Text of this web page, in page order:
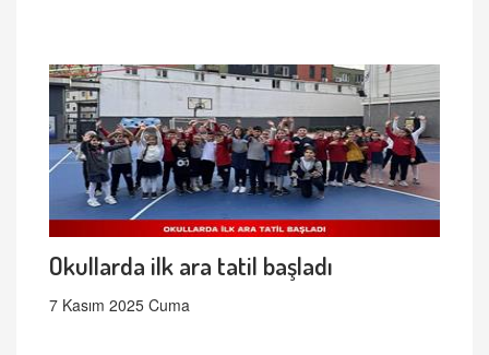
Okullarda ilk ara tatil başladı
7 Kasım 2025 Cuma